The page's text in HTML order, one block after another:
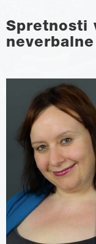
Spretnosti